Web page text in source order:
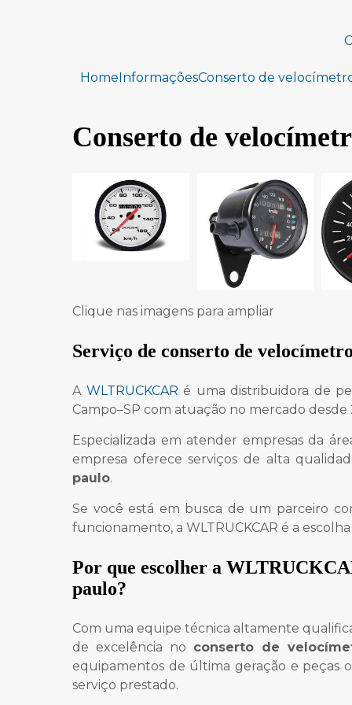
HomeInformaçõesConserto de
Conserto de
Clique nas imagens para ampliar
Serviço de conserto de
A WLTRUCKCAR é uma distribuidora de
Campo–SP com atuação no mercado desde
Especializada em atender empresas da
empresa oferece serviços de alta
paulo.
Se você está em busca de um parceiro
funcionamento, a WLTRUCKCAR é a
Por que escolher a
paulo?
Com uma equipe técnica altamente
de excelência no conserto de
equipamentos de última geração e peças
serviço prestado.